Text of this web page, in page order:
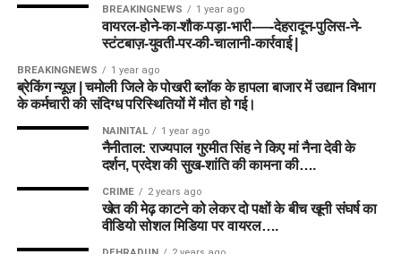
BREAKINGNEWS 1 year ago
वायरल-होने-का-शौक-पड़ा-भारी-—-देहरादून-पुलिस-ने-
स्टंटबाज़-युवती-पर-की-चालानी-कार्रवाई |
BREAKINGNEWS 1 year ago
ब्रेकिंग न्यूज़ | चमोली जिले के पोखरी ब्लॉक के हापला बाजार में उद्यान विभाग
के कर्मचारी की संदिग्ध परिस्थितियों में मौत हो गई।
NAINITAL 1 year ago
नैनीताल: राज्यपाल गुरमीत सिंह ने किए मां नैना देवी के
दर्शन, प्रदेश की सुख-शांति की कामना की….
CRIME 2 years ago
खेत की मेढ़ काटने को लेकर दो पक्षों के बीच खूनी संघर्ष का
वीडियो सोशल मिडिया पर वायरल….